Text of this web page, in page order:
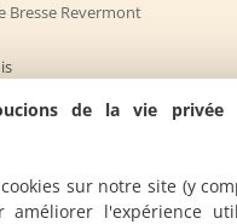
Bresse Revermont
de la vie privée
sur notre site (y
améliorer l'expérience